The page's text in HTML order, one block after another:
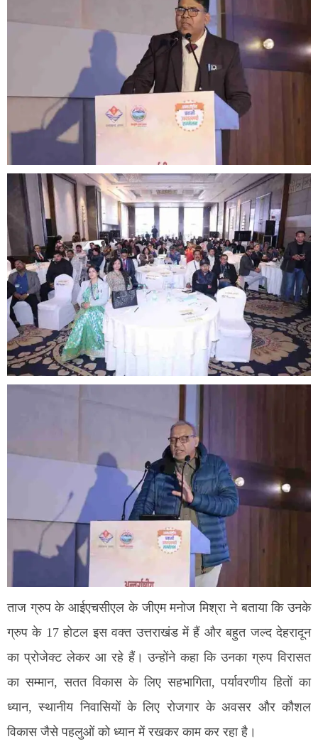
ताज ग्रुप के आईएचसीएल के जीएम मनोज मिश्रा ने बताया कि उनके
ग्रुप के 17 होटल इस वक्त उत्तराखंड में हैं और बहुत जल्द देहरादून
का प्रोजेक्ट लेकर आ रहे हैं। उन्होंने कहा कि उनका ग्रुप विरासत
का सम्मान, सतत विकास के लिए सहभागिता, पर्यावरणीय हितों का
ध्यान, स्थानीय निवासियों के लिए रोजगार के अवसर और कौशल
विकास जैसे पहलुओं को ध्यान में रखकर काम कर रहा है।